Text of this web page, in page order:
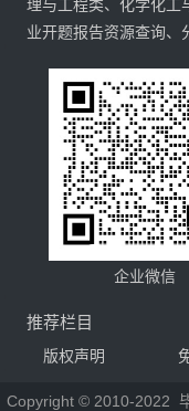
理与工程类、化学化工
业开题报告资源查询、
企业微信
推荐栏目
版权声明
Copyright © 2010-2022